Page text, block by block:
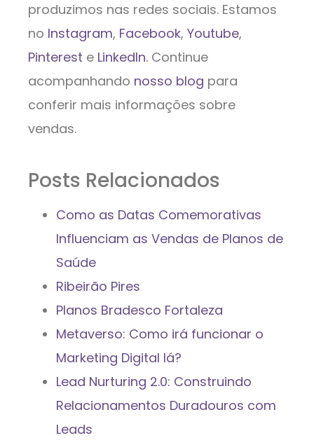
produzimos nas redes sociais. Estamos
no Instagram, Facebook, Youtube,
Pinterest e LinkedIn. Continue
acompanhando nosso blog para
conferir mais informações sobre
vendas.
Posts Relacionados
Como as Datas Comemorativas
Influenciam as Vendas de Planos de
Saúde
Ribeirão Pires
Planos Bradesco Fortaleza
Metaverso: Como irá funcionar o
Marketing Digital lá?
Lead Nurturing 2.0: Construindo
Relacionamentos Duradouros com
Leads